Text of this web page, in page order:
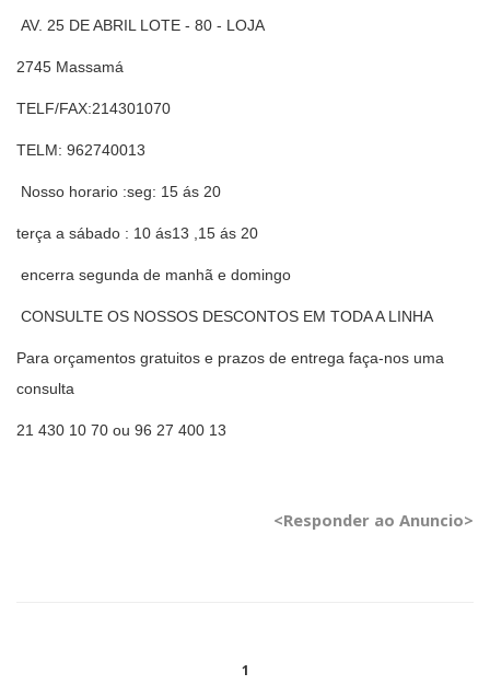
AV. 25 DE ABRIL LOTE - 80 - LOJA
2745 Massamá
TELF/FAX:214301070
TELM: 962740013
Nosso horario :seg: 15 ás 20
terça a sábado : 10 ás13 ,15 ás 20
encerra segunda de manhã e domingo
CONSULTE OS NOSSOS DESCONTOS EM TODA A LINHA
Para orçamentos gratuitos e prazos de entrega faça-nos uma
consulta
21 430 10 70 ou 96 27 400 13
<Responder ao Anuncio>
1